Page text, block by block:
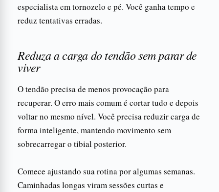
especialista em tornozelo e pé. Você ganha tempo e
reduz tentativas erradas.
Reduza a carga do tendão sem parar de
viver
O tendão precisa de menos provocação para
recuperar. O erro mais comum é cortar tudo e depois
voltar no mesmo nível. Você precisa reduzir carga de
forma inteligente, mantendo movimento sem
sobrecarregar o tibial posterior.
Comece ajustando sua rotina por algumas semanas.
Caminhadas longas viram sessões curtas e